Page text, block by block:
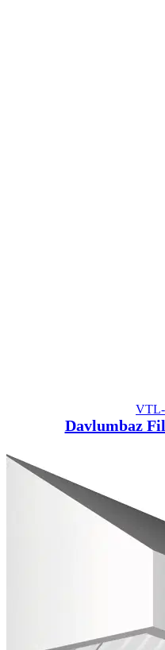
Davlumbaz